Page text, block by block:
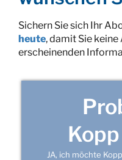
Sichern Sie sich Ihr
heute, damit Sie
erscheinenden
JA, ich möchte